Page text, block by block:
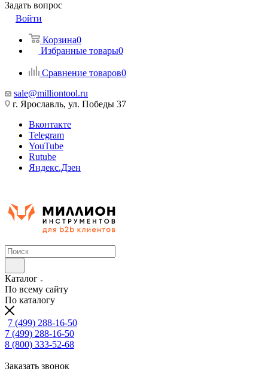
Задать вопрос
Войти
Корзина0
Избранные товары0
Сравнение товаров0
sale@milliontool.ru
г. Ярославль, ул. Победы 37
Вконтакте
Telegram
YouTube
Rutube
Яндекс.Дзен
Каталог
По всему сайту
По каталогу
7 (499) 288-16-50
7 (499) 288-16-50
8 (800) 333-52-68
Заказать звонок